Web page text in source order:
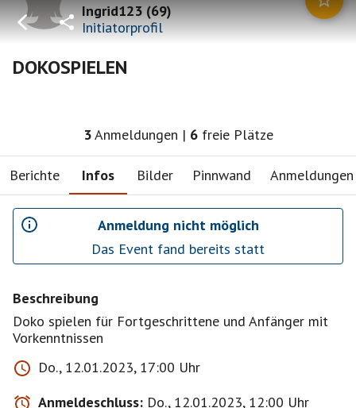
Ingrid123(69)
Initiatorprofil
DOKOSPIELEN
3Anmeldungen | 6 freie Plätze
Berichte Infos Bilder Pinnwand Anmeldungen
Anmeldung nicht möglich
Das Event fand bereits statt
Beschreibung
Doko spielen für Fortgeschrittene und Anfänger mit
Vorkenntnissen
Do., 12.01.2023, 17:00 Uhr
Anmeldeschluss: Do., 12.01.2023, 12:00 Uhr